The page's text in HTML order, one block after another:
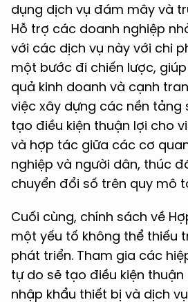
dụng dịch vụ đám mây và
Hỗ trợ các doanh nghiệp
với các dịch vụ này với chi
một bước đi chiến lược,
quả kinh doanh và cạnh
việc xây dựng các nền tảng
tạo điều kiện thuận lợi cho
và hợp tác giữa các cơ
nghiệp và người dân, thúc
chuyển đổi số trên quy mô
Cuối cùng, chính sách về
một yếu tố không thể thiếu
phát triển. Tham gia các
tự do sẽ tạo điều kiện
nhập khẩu thiết bị và dịch